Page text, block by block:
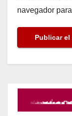
navegador